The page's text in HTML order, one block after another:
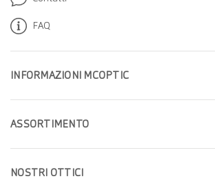
INFORMAZIONI MCOPTIC
Fissa un appuntamento
Trova il tuo negozio
ASSORTIMENTO
Occhiali
Occhiali da sole
NOSTRI OTTICI
FAQ